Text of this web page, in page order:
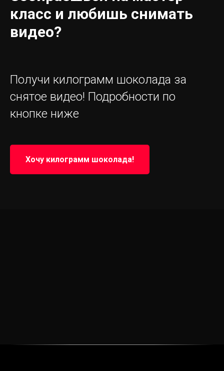
класс и любишь снимать
видео?
Получи килограмм шоколада за
снятое видео! Подробности по
кнопке ниже
Хочу килограмм шоколада!